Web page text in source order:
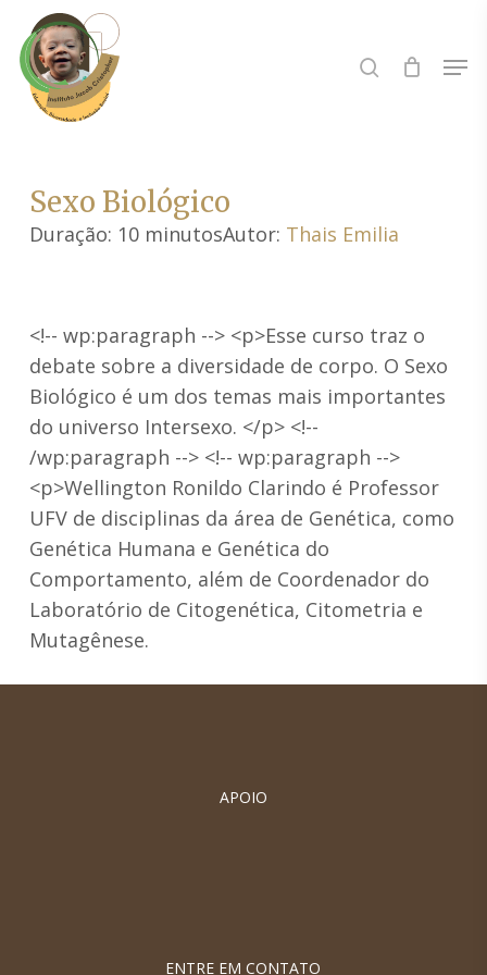
Skip
main
content
Sexo Biológico
Duração: 10 minutosAutor: Thais Emilia
<!-- wp:paragraph --> <p>Esse curso traz o
debate sobre a diversidade de corpo. O Sexo
Biológico é um dos temas mais importantes
do universo Intersexo. </p> <!--
/wp:paragraph --> <!-- wp:paragraph -->
<p>Wellington Ronildo Clarindo é Professor
UFV de disciplinas da área de Genética, como
Genética Humana e Genética do
Comportamento, além de Coordenador do
Laboratório de Citogenética, Citometria e
Mutagênese.
APOIO
ENTRE EM CONTATO